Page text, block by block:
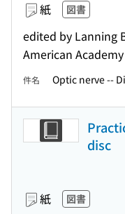
紙 図書
edited by Lanning
American
件名 Optic nerve --
disc
紙 図書